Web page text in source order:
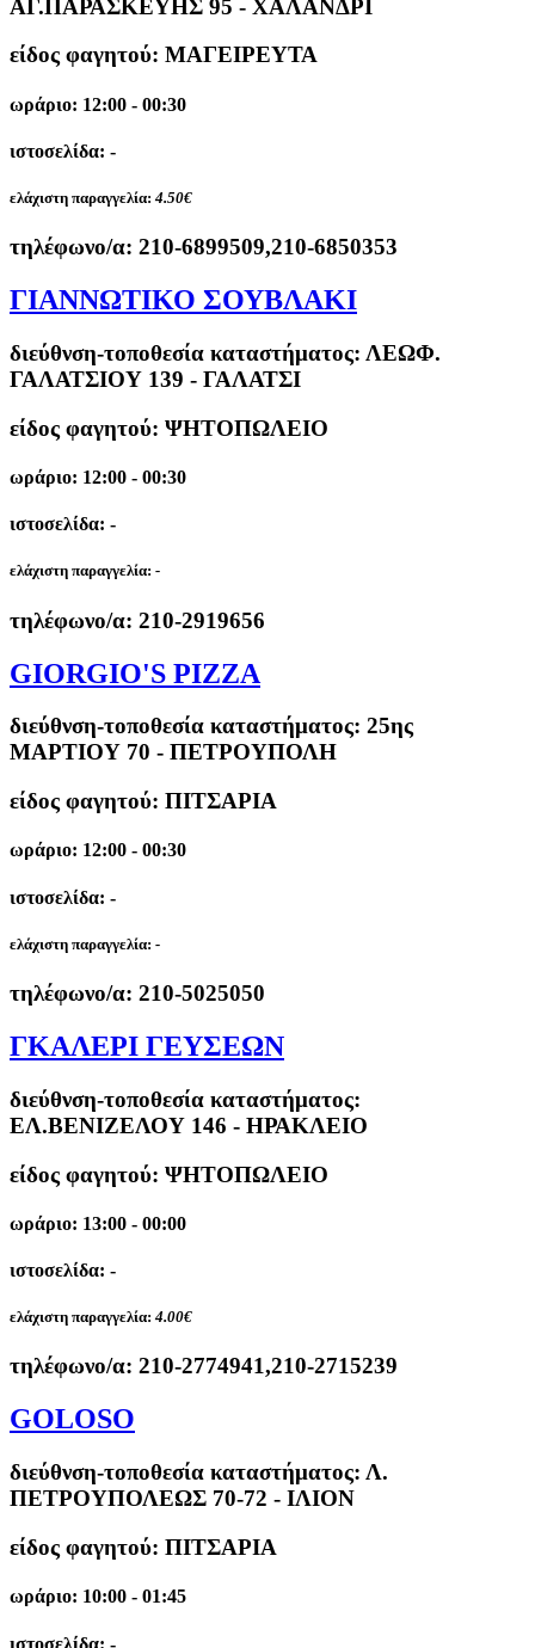
ΑΓ.ΠΑΡΑΣΚΕΥΗΣ 95 - ΧΑΛΑΝΔΡΙ
είδος φαγητού: ΜΑΓΕΙΡΕΥΤΑ
ωράριο: 12:00 - 00:30
ιστοσελίδα: -
ελάχιστη παραγγελία: 4.50€
τηλέφωνο/α: 210-6899509,210-6850353
ΓΙΑΝΝΩΤΙΚΟ ΣΟΥΒΛΑΚΙ
διεύθνση-τοποθεσία καταστήματος: ΛΕΩΦ.
ΓΑΛΑΤΣΙΟΥ 139 - ΓΑΛΑΤΣΙ
είδος φαγητού: ΨΗΤΟΠΩΛΕΙΟ
ωράριο: 12:00 - 00:30
ιστοσελίδα: -
ελάχιστη παραγγελία: -
τηλέφωνο/α: 210-2919656
GIORGIO'S PIZZA
διεύθνση-τοποθεσία καταστήματος: 25ης
ΜΑΡΤΙΟΥ 70 - ΠΕΤΡΟΥΠΟΛΗ
είδος φαγητού: ΠΙΤΣΑΡΙΑ
ωράριο: 12:00 - 00:30
ιστοσελίδα: -
ελάχιστη παραγγελία: -
τηλέφωνο/α: 210-5025050
ΓΚΑΛΕΡΙ ΓΕΥΣΕΩΝ
διεύθνση-τοποθεσία καταστήματος:
ΕΛ.ΒΕΝΙΖΕΛΟΥ 146 - ΗΡΑΚΛΕΙΟ
είδος φαγητού: ΨΗΤΟΠΩΛΕΙΟ
ωράριο: 13:00 - 00:00
ιστοσελίδα: -
ελάχιστη παραγγελία: 4.00€
τηλέφωνο/α: 210-2774941,210-2715239
GOLOSO
διεύθνση-τοποθεσία καταστήματος: Λ.
ΠΕΤΡΟΥΠΟΛΕΩΣ 70-72 - ΙΛΙΟΝ
είδος φαγητού: ΠΙΤΣΑΡΙΑ
ωράριο: 10:00 - 01:45
ιστοσελίδα: -